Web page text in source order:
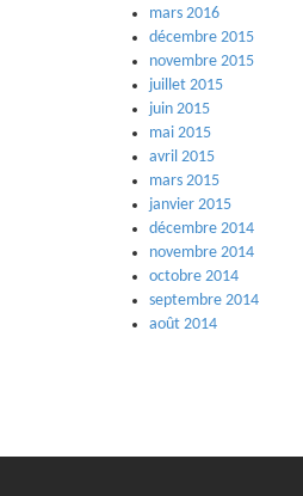
mars 2016
décembre 2015
novembre 2015
juillet 2015
juin 2015
mai 2015
avril 2015
mars 2015
janvier 2015
décembre 2014
novembre 2014
octobre 2014
septembre 2014
août 2014